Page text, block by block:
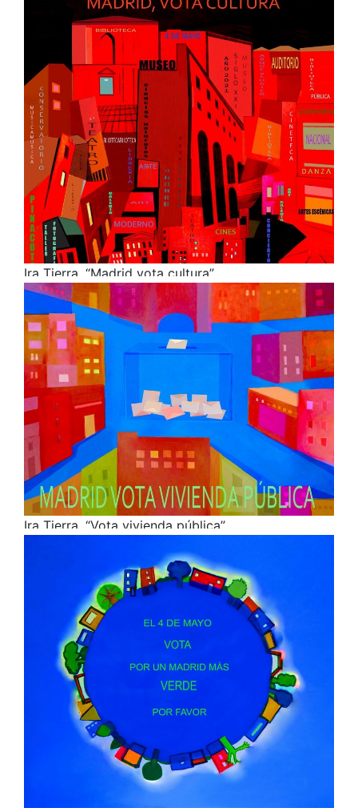
Ira Tierra. “Madrid vota cultura”
Ira Tierra. “Vota vivienda pública”